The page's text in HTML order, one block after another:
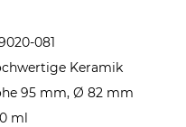
081
Keramik
95 mm, Ø 82 mm
ml